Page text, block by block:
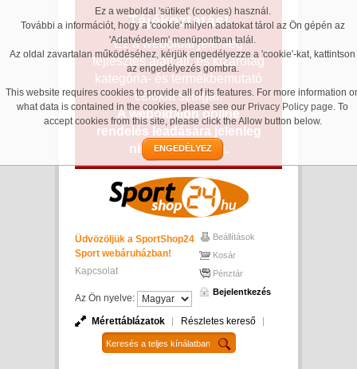
Ez a weboldal 'sütiket' (cookies) használ.
További a információt, hogy a 'cookie' milyen adatokat tárol az Ön gépén az
'Adatvédelem' menüpontban talál.
Az oldal zavartalan működéséhez, kérjük engedélyezze a 'cookie'-kat, kattintson
az engedélyezés gombra.
This website requires cookies to provide all of its features. For more information
what data is contained in the cookies, please see our Privacy Policy page. To
accept cookies from this site, please click the Allow button below.
ENGEDÉLYEZ
Tájékoztatás!
Ez a weboldal jelenleg
fejlesztés alatt áll, és kizárólag
kategória- és termékbemutató
célokat szolgál.
A weboldalon online
rendelés leadására jelenleg
nincs lehetőség.
Üdvözöljük a SportShop24
Sport webáruházban!
Kapcsolat
Az Ön nyelve:
Beállítások
Kosár
Pénztár
Bejelentkezés
Mérettáblázatok Részletes kereső